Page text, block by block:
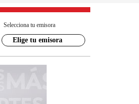
Selecciona tu emisora
Elige tu emisora